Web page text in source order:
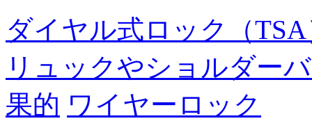
ダイヤル式ロック（
リュックやショルダー
果的 ワイヤーロック